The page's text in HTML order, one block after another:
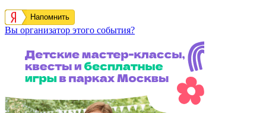
Напомнить
Вы организатор этого события?